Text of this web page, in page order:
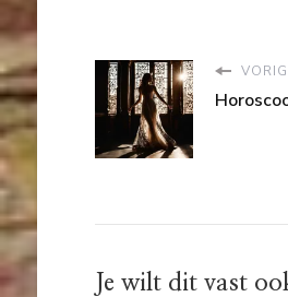
Je wilt dit vast